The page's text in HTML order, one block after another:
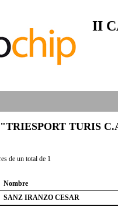
II
TURIS
de un total de 1
Nombre
SANZ IRANZO CESAR